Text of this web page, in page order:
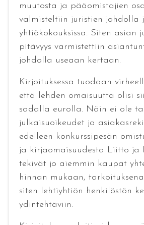
muutosta ja pääomistajien
valmisteltiin juristien johdolla
yhtiökokouksissa. Siten asian
pitävyys varmistettiin
johdolla useaan kertaan.
Kirjoituksessa tuodaan
että lehden omaisuutta olisi
sadalla eurolla. Näin ei ole
julkaisuoikeudet ja
edelleen konkurssipesän
ja kirjaomaisuudesta Liitto ja
tekivät jo aiemmin kaupat
hinnan mukaan,
siten lehtiyhtiön henkilöstön
ydintehtäviin.